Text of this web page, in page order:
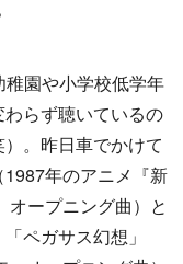
園や小学校低学年
らず聴いているの
。昨日車でかけて
年のアニメ『新
オープニング曲）と
ペガサス幻想」